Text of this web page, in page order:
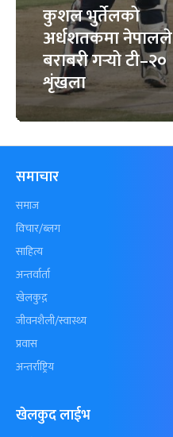
कुशल भुर्तेलको
अर्धशतकमा नेपालले
बराबरी गर्‍यो टी–२०
शृंखला
समाचार
समाज
विचार/ब्लग
साहित्य
अन्तर्वार्ता
खेलकुद़़
जीवनशैली/स्वास्थ्य
प्रवास
अन्तर्राष्ट्रिय
खेलकुद लाईभ